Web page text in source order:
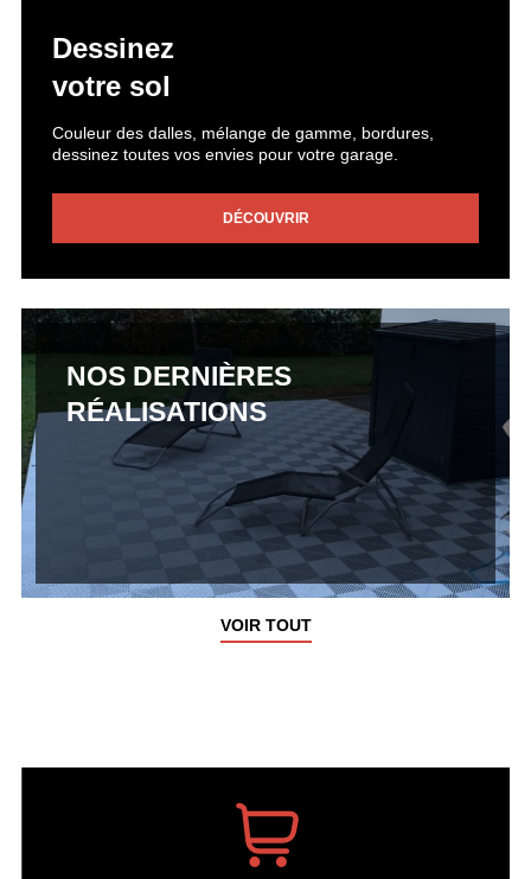
Dessinez
votre sol
Couleur des dalles, mélange de gamme, bordures,
dessinez toutes vos envies pour votre garage.
DÉCOUVRIR
NOS DERNIÈRES
RÉALISATIONS
VOIR TOUT